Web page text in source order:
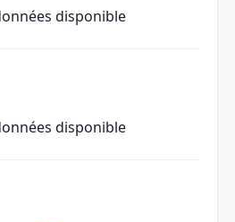
disponible
disponible